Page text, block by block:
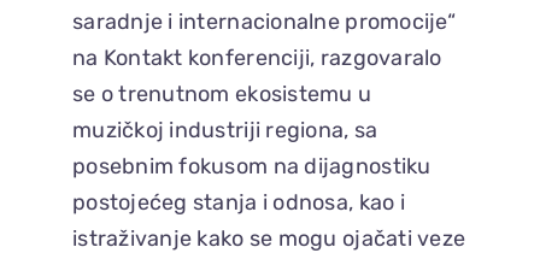
saradnje i internacionalne promocije“
na Kontakt konferenciji, razgovaralo
se o trenutnom ekosistemu u
muzičkoj industriji regiona, sa
posebnim fokusom na dijagnostiku
postojećeg stanja i odnosa, kao i
istraživanje kako se mogu ojačati veze